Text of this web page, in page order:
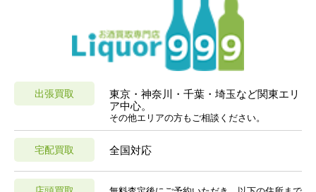
出張買取
東京・神奈川・千葉・埼玉など関東エリ
ア中心。
その他エリアの方もご相談ください。
宅配買取 全国対応